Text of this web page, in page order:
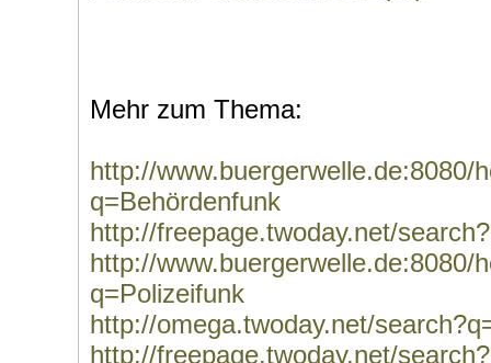
Mehr zum Thema:
http://www.buergerwelle.de:8080/
q=Behördenfunk
http://freepage.twoday.net/
http://www.buergerwelle.de:8080/
q=Polizeifunk
http://omega.twoday.net/
http://freepage.twoday.net/